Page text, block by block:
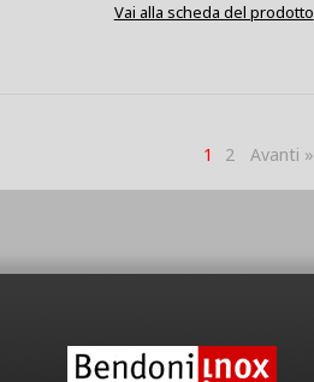
Vai alla scheda del prodotto
1 2 Avanti »